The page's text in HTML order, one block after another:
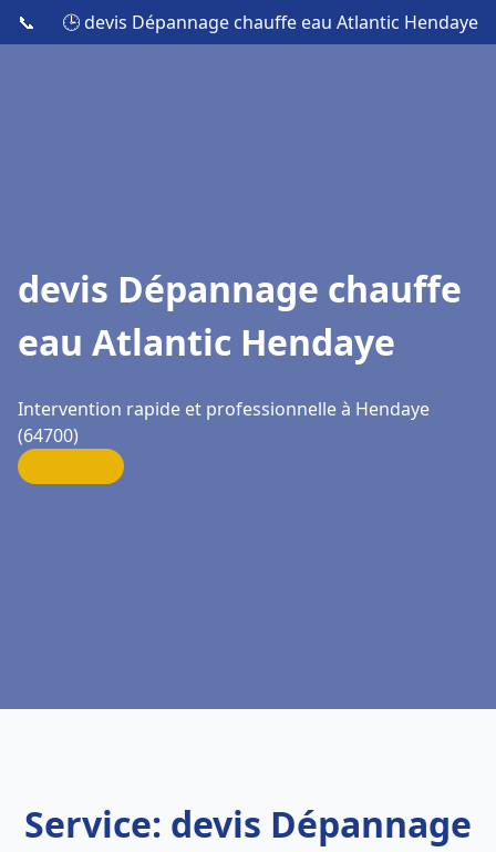
📞 🕒 devis Dépannage chauffe eau Atlantic Hendaye
devis Dépannage chauffe
eau Atlantic Hendaye
Intervention rapide et professionnelle à Hendaye
(64700)
Service: devis Dépannage